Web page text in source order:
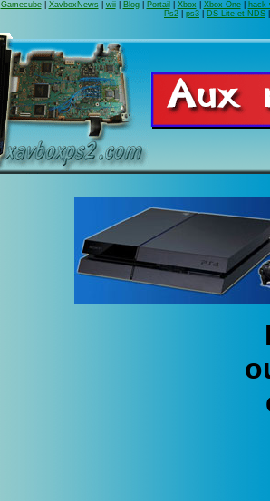
Gamecube| XavboxNews| wii| Blog| Portail Xbox| Xbox One| hack
Ps2
ps3 DS Lite et NDS